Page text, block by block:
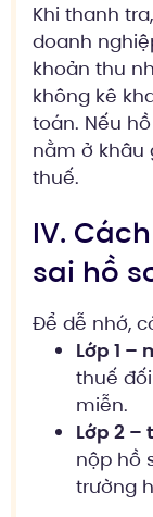
Khi thanh
doanh
khoản thu
không kê
toán. Nếu
nằm ở khâu
thuế.
IV.
sai hồ
Để dễ nhớ,
Lớp 1 –
thuế
miễn.
Lớp 2 –
nộp hồ
trường